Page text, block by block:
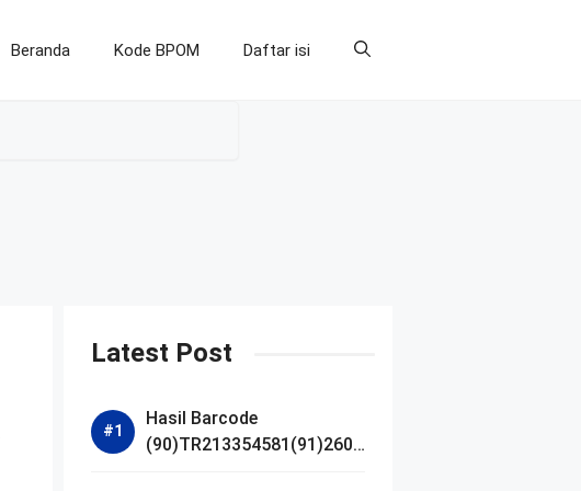
Beranda Kode BPOM Daftar isi
Latest Post
Hasil Barcode
(90)TR213354581(91)2607